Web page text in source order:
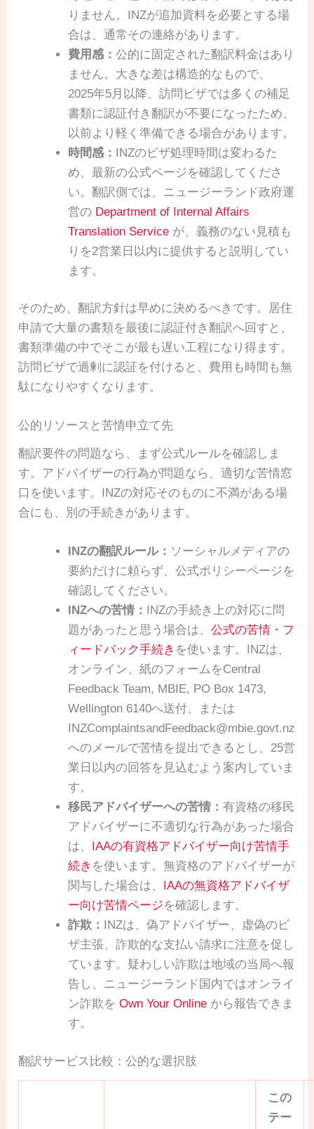
りません。INZが追加資料を必要とする場
合は、通常その連絡があります。
費用感：公的に固定された翻訳料金はあり
ません。大きな差は構造的なもので、
2025年5月以降、訪問ビザでは多くの補足
書類に認証付き翻訳が不要になったため、
以前より軽く準備できる場合があります。
時間感： INZのビザ処理時間は変わるた
め、最新の公式ページを確認してくださ
い。翻訳側では、ニュージーランド政府運
営の Department of Internal Affairs
Translation Service が、義務のない見積も
りを2営業日以内に提供すると説明してい
ます。
そのため、翻訳方針は早めに決めるべきです。居住
申請で大量の書類を最後に認証付き翻訳へ回すと、
書類準備の中でそこが最も遅い工程になり得ます。
訪問ビザで過剰に認証を付けると、費用も時間も無
駄になりやすくなります。
公的リソースと苦情申立て先
翻訳要件の問題なら、まず公式ルールを確認しま
す。アドバイザーの行為が問題なら、適切な苦情窓
口を使います。INZの対応そのものに不満がある場
合にも、別の手続きがあります。
INZの翻訳ルール： ソーシャルメディアの
要約だけに頼らず、公式ポリシーページを
確認してください。
INZへの苦情：
INZの手続き上の対応に問
題があったと思う場合は、公式の苦情・フ
ィードバック手続き を使います。INZは、
オンライン、紙のフォームをCentral
Feedback Team, MBIE, PO Box 1473,
Wellington 6140へ送付、または
INZComplaintsandFeedback@mbie.govt.nz
へのメールで苦情を提出できるとし、25営
業日以内の回答を見込むよう案内していま
す。
移民アドバイザーへの苦情：有資格の移民
アドバイザーに不適切な行為があった場合
は、
IAAの有資格アドバイザー向け苦情手
続き を使います。無資格のアドバイザーが
関与した場合は、
IAAの無資格アドバイザ
ー向け苦情ページを確認します。
詐欺：
INZは、偽アドバイザー、虚偽のビ
ザ主張、詐欺的な支払い請求に注意を促し
ています。疑わしい詐欺は地域の当局へ報
告し、ニュージーランド国内ではオンライ
ン詐欺をOwn Your Online から報告できま
す。
翻訳サービス比較：公的な選択肢
この
テー